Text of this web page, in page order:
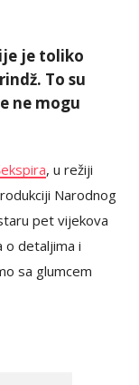
je toliko
To su
ne mogu
, u režiji
Narodnog
pet vijekova
o detaljima i
sa glumcem